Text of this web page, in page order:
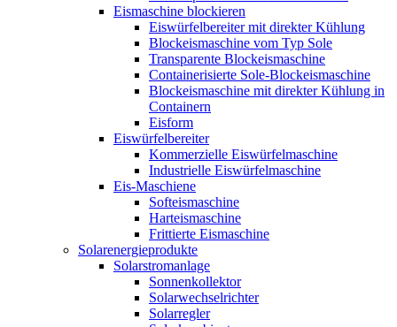
Eismaschine blockieren
Eiswürfelbereiter mit direkter Kühlung
Blockeismaschine vom Typ Sole
Transparente Blockeismaschine
Containerisierte Sole-Blockeismaschine
Blockeismaschine mit direkter Kühlung in
Containern
Eisform
Eiswürfelbereiter
Kommerzielle Eiswürfelmaschine
Industrielle Eiswürfelmaschine
Eis-Maschiene
Softeismaschine
Harteismaschine
Frittierte Eismaschine
Solarenergieprodukte
Solarstromanlage
Sonnenkollektor
Solarwechselrichter
Solarregler